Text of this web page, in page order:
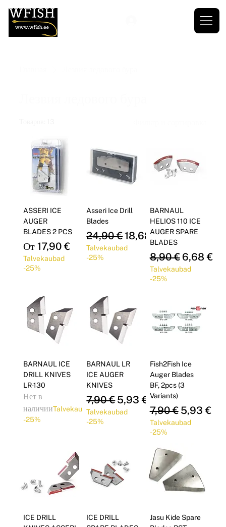
ASSERI ICE
AUGER
BLADES 2 PCS
От 17,90 €
Цена со скидкой
Talvekaubad
-25%
Asseri Ice Drill
Blades
Обычная цена
24,90 €Цена со скидкой
18,68 €
Talvekaubad
-25%
BARNAUL
HELIOS 110 ICE
AUGER SPARE
BLADES
Обычная цена
8,90 € Цена со
6,68 €
Talvekaubad
-25%
BARNAUL ICE
DRILL KNIVES
LR-130
Нет в
наличииTalvekaubad
-25%
BARNAUL LR
ICE AUGER
KNIVES
Обычная цена
7,90 €Цена со скидкой
5,93 €
Talvekaubad
-25%
Fish2Fish Ice
Auger Blades
BF, 2pcs (3
Variants)
Обычная цена
7,90 € Цена со
5,93 €
Talvekaubad
-25%
ICE DRILL
ICE DRILL
Jasu Kide Spare